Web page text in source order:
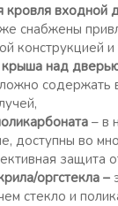
кровля входной
снабжены
конструкцией
крыша над
содержать
– в
доступны во
защита
оргстекла –
стекло и